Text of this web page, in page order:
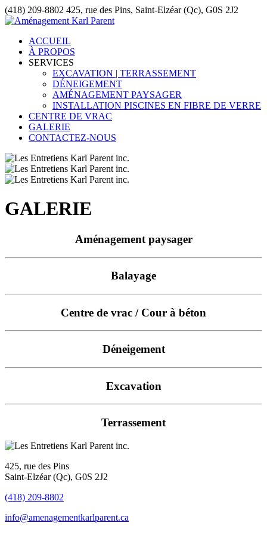
(418) 209-8802 425, rue des Pins, Saint-Elzéar (Qc), G0S 2J2
ACCUEIL
À PROPOS
SERVICES
EXCAVATION | TERRASSEMENT
DÉNEIGEMENT
AMÉNAGEMENT PAYSAGER
INSTALLATION PISCINES EN FIBRE DE VERRE
CENTRE DE VRAC
GALERIE
CONTACTEZ-NOUS
GALERIE
Aménagement paysager
Balayage
Centre de vrac / Cour à béton
Déneigement
Excavation
Terrassement
425, rue des Pins
Saint-Elzéar (Qc), G0S 2J2
(418) 209-8802
info@amenagementkarlparent.ca